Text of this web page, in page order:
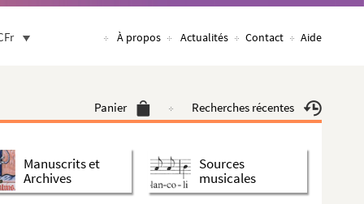
À propos Actualités Contact Aide
Panier Recherches récentes
Manuscrits et
Archives
Sources
musicales